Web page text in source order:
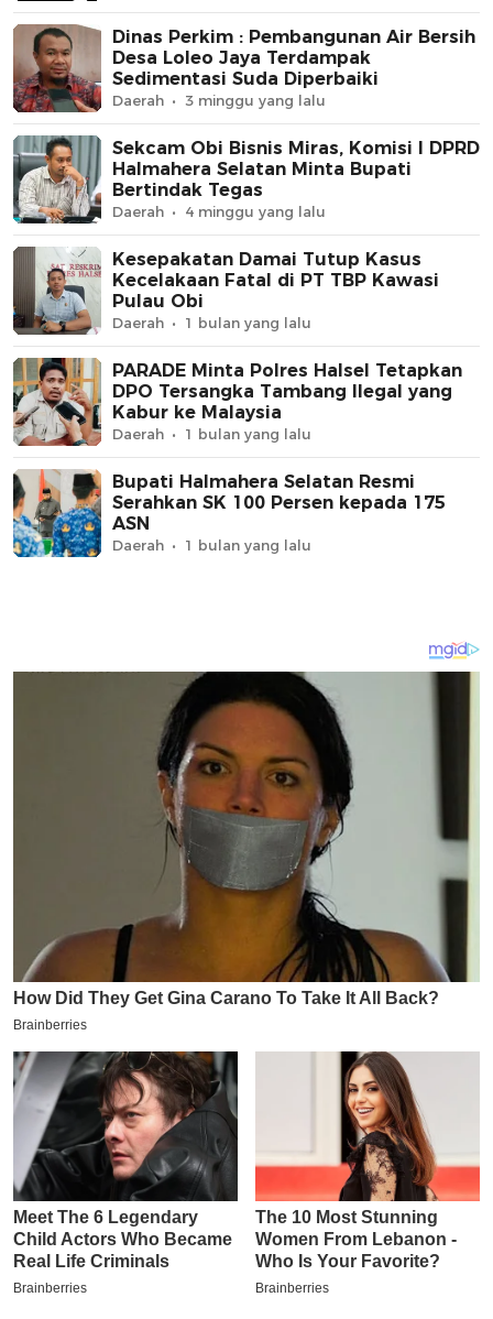
Dinas Perkim : Pembangunan Air Bersih
Desa Loleo Jaya Terdampak
Sedimentasi Suda Diperbaiki
Daerah 3 minggu yang lalu
Sekcam Obi Bisnis Miras, Komisi I DPRD
Halmahera Selatan Minta Bupati
Bertindak Tegas
Daerah 4 minggu yang lalu
Kesepakatan Damai Tutup Kasus
Kecelakaan Fatal di PT TBP Kawasi
Pulau Obi
Daerah 1 bulan yang lalu
PARADE Minta Polres Halsel Tetapkan
DPO Tersangka Tambang Ilegal yang
Kabur ke Malaysia
Daerah 1 bulan yang lalu
Bupati Halmahera Selatan Resmi
Serahkan SK 100 Persen kepada 175
ASN
Daerah 1 bulan yang lalu